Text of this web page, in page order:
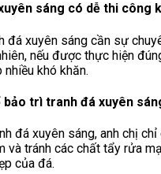
sáng có dễ thi công
đá xuyên sáng cần sự
nếu được thực hiện
khó khăn.
bảo trì tranh đá xuyên
đá xuyên sáng, anh chị
và tránh các chất tẩy rửa
của đá.